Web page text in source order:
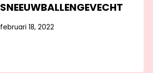
SNEEUWBALLENGEVECHT
februari 18, 2022